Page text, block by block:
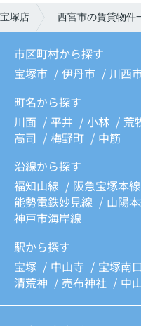
塚店 西宮市の賃貸物件
市区町村から探す
宝塚市
伊丹市 川西
町名から探す
川面
平井 小林 荒
高司
梅野町
中筋
沿線から探す
福知山線
阪急宝塚本線
能勢電鉄妙見線
山陽
神戸市海岸線
駅から探す
宝塚
中山寺 宝塚南口
清荒神
売布神社 中